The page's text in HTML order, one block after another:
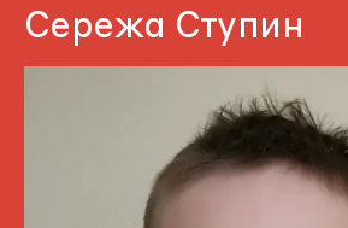
Сережа Ступин